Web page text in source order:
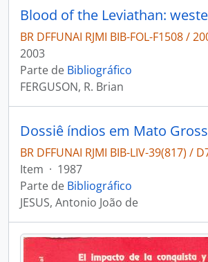
BR DFFUNAI RJMI BIB-FOL-F1508 /
2003
Parte de Bibliográfico
FERGUSON, R. Brian
Dossiê índios em Mato
BR DFFUNAI RJMI BIB-LIV-39(817) /
Item · 1987
Parte de Bibliográfico
JESUS, Antonio João de